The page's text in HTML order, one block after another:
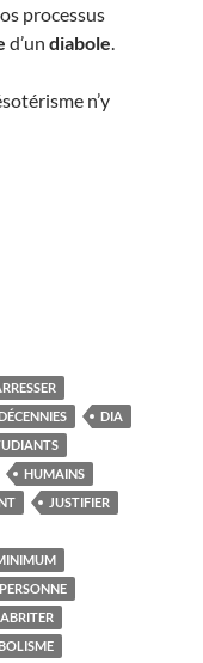
processus
d’un diabole.
n’y
DIA
HUMAINS
JUSTIFIER
PERSONNE